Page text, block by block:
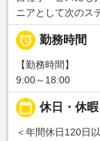
ニアとして次のス
 勤務時間
【勤務時間】
9:00～18:00
calendar_today 休日・休暇
＜年間休日120日